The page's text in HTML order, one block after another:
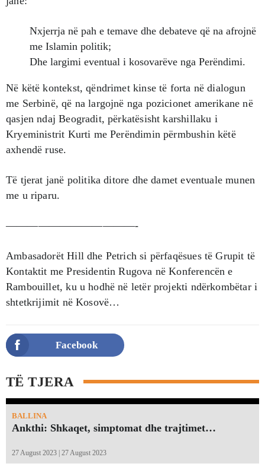
Nxjerrja në pah e temave dhe debateve që na afrojnë
me Islamin politik;
Dhe largimi eventual i kosovarëve nga Perëndimi.
Në këtë kontekst, qëndrimet kinse të forta në dialogun
me Serbinë, që na largojnë nga pozicionet amerikane në
qasjen ndaj Beogradit, përkatësisht karshillaku i
Kryeministrit Kurti me Perëndimin përmbushin këtë
axhendë ruse.
Të tjerat janë politika ditore dhe damet eventuale munen
me u riparu.
————————————-
Ambasadorët Hill dhe Petrich si përfaqësues të Grupit të
Kontaktit me Presidentin Rugova në Konferencën e
Rambouillet, ku u hodhë në letër projekti ndërkombëtar i
shtetkrijimit në Kosovë…
Facebook
TË TJERA
BALLINA
Ankthi: Shkaqet, simptomat dhe trajtimet…
27 August 2023 | 27 August 2023